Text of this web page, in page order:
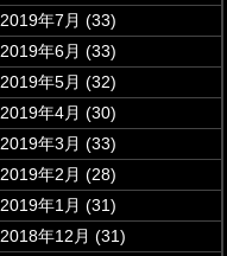
2019年7月 (33)
2019年6月 (33)
2019年5月 (32)
2019年4月 (30)
2019年3月 (33)
2019年2月 (28)
2019年1月 (31)
2018年12月 (31)